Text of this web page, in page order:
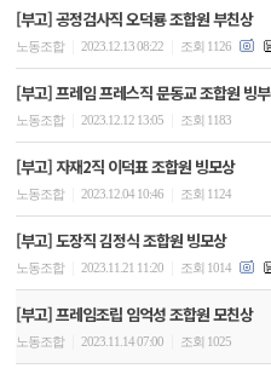
[부고] 공정검사직 오덕룡 조합원 부친상
노동조합 2023.12.13 08:22 조회 1126
[부고] 프레임 프레스직 문동교 조합원 빙
노동조합 2023.12.12 13:05 조회 1183
[부고] 자재2직 이덕표 조합원 빙모상
노동조합 2023.12.04 10:46 조회 1124
[부고] 도장직 김정식 조합원 빙모상
노동조합 2023.11.21 11:20 조회 1014
[부고] 프레임조립 임억성 조합원 모친상
노동조합 2023.11.14 07:00 조회 1025